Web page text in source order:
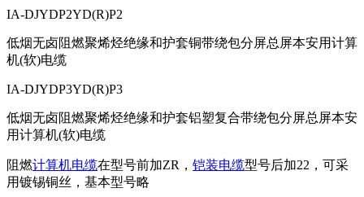
IA-DJYDP2YD(R)P2
低烟无卤阻燃聚烯烃绝缘和护套铜带绕包分屏总屏本安用计算
机(软)电缆
IA-DJYDP3YD(R)P3
低烟无卤阻燃聚烯烃绝缘和护套铝塑复合带绕包分屏总屏本安
用计算机(软)电缆
阻燃计算机电缆在型号前加ZR， 铠装电缆型号后加22，可采
用镀锡铜丝，基本型号略